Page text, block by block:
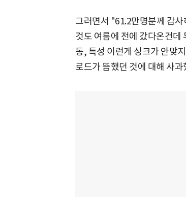
그러면서 "61.2만명분께 감사
것도 여름에 전에 갔다온건데
동, 특성 이런게 싱크가 안맞
로드가 뜸했던 것에 대해 사과